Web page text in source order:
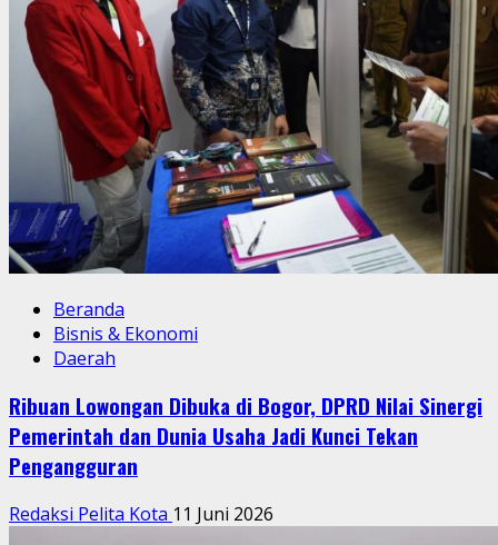
Beranda
Bisnis & Ekonomi
Daerah
Ribuan Lowongan Dibuka di Bogor, DPRD Nilai Sinergi
Pemerintah dan Dunia Usaha Jadi Kunci Tekan
Pengangguran
Redaksi Pelita Kota 11 Juni 2026